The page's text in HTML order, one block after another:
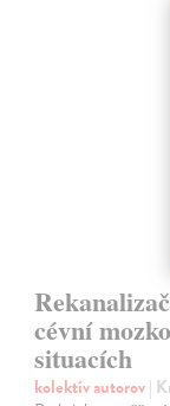
cévní
situacích
kolektív autorov|